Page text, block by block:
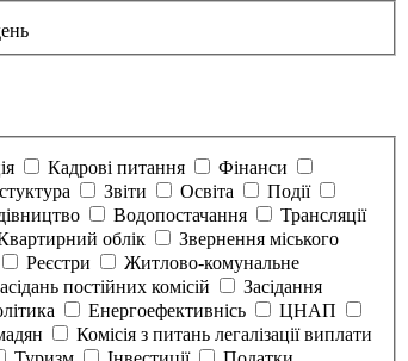
Кадрові питання
Фінанси
Звіти Освіта
Події
Водопостачання
Трансляції
облік
Звернення міського
Реєстри
Житлово-комунальне
постійних комісій
Засідання
Енергоефективнісь
ЦНАП
Комісія з питань легалізації виплати